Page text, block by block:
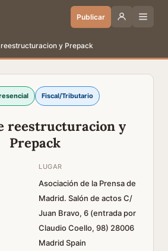
Publicar
reestructuracion y Prepack
Fiscal/Tributario
reestructuracion y
Prepack
LUGAR
Asociación de la Prensa de
Madrid. Salón de actos C/
Juan Bravo, 6 (entrada por
Claudio Coello, 98) 28006
Madrid Spain